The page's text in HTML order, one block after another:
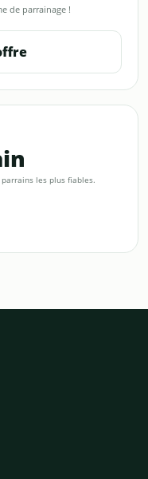
de parrainage !
les plus fiables.